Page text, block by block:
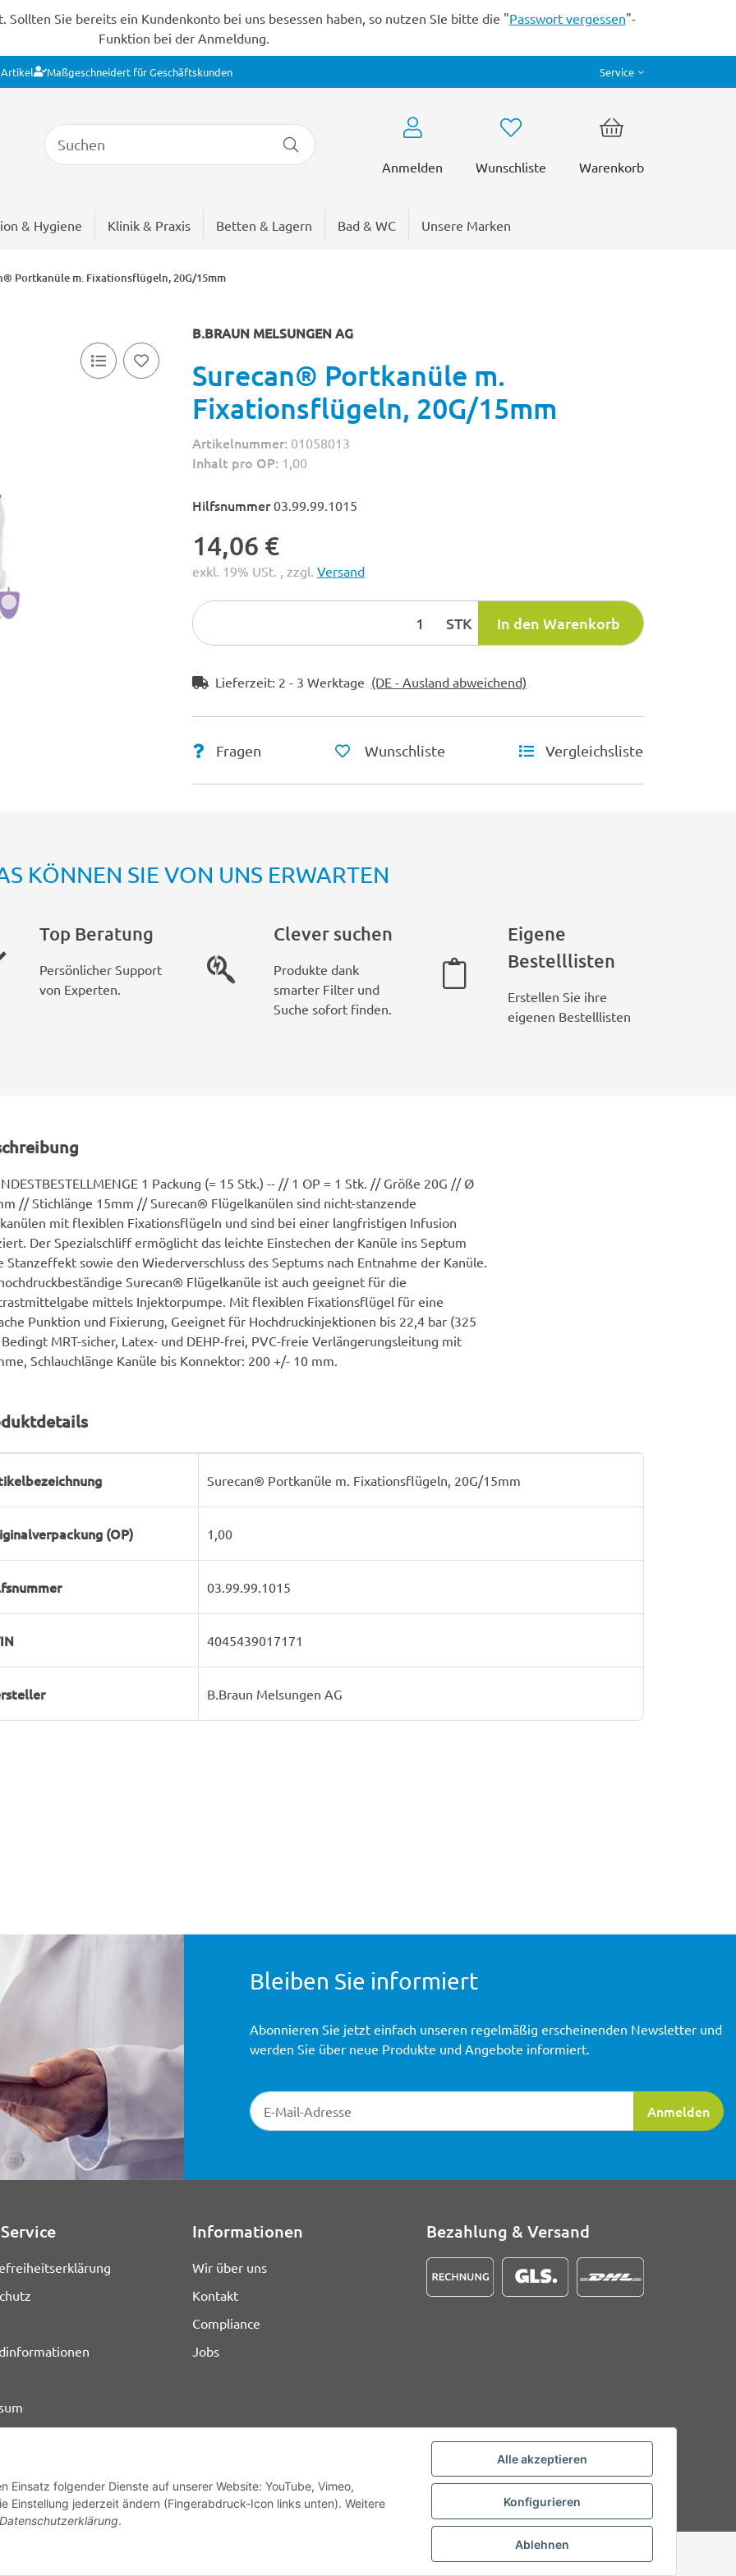
Alle akzeptieren
Konfigurieren
Ablehnen
Einsatz folgender Dienste auf unserer Website: YouTube, Vimeo,
Einstellung jederzeit ändern (Fingerabdruck-Icon links unten). Weitere
Datenschutzerklärung.
Sie bereits ein Kundenkonto bei uns besessen haben, so nutzen SIe bitte die "Passwort vergessen"-
Funktion bei der Anmeldung.
Artikel Maßgeschneidert für Geschäftskunden Service
Anmelden Wunschliste Warenkorb
& Hygiene Klinik & Praxis Betten & Lagern Bad & WC Unsere Marken
Portkanüle m. Fixationsflügeln, 20G/15mm
B.BRAUN MELSUNGEN AG
Surecan® Portkanüle m.
Fixationsflügeln, 20G/15mm
Artikelnummer: 01058013
Inhalt pro OP: 1,00
Hilfsnummer 03.99.99.1015
14,06 €
exkl. 19% USt. , zzgl. Versand
STK In den Warenkorb
Lieferzeit: 2 - 3 Werktage (DE - Ausland abweichend)
Fragen Wunschliste Vergleichsliste
KÖNNEN SIE VON UNS ERWARTEN
Top Beratung
Persönlicher Support
von Experten.
Clever suchen
Produkte dank
smarter Filter und
Suche sofort finden.
Eigene
Bestelllisten
Erstellen Sie ihre
eigenen Bestelllisten
1 Packung (= 15 Stk.) -- // 1 OP = 1 Stk. // Größe 20G // Ø
// Stichlänge 15mm // Surecan® Flügelkanülen sind nicht-stanzende
mit flexiblen Fixationsflügeln und sind bei einer langfristigen Infusion
Der Spezialschliff ermöglicht das leichte Einstechen der Kanüle ins Septum
Stanzeffekt sowie den Wiederverschluss des Septums nach Entnahme der Kanüle.
Surecan® Flügelkanüle ist auch geeignet für die
mittels Injektorpumpe. Mit flexiblen Fixationsflügel für eine
Punktion und Fixierung, Geeignet für Hochdruckinjektionen bis 22,4 bar (325
Bedingt MRT-sicher, Latex- und DEHP-frei, PVC-freie Verlängerungsleitung mit
Schlauchlänge Kanüle bis Konnektor: 200 +/- 10 mm.
Surecan® Portkanüle m. Fixationsflügeln, 20G/15mm
(OP) 1,00
03.99.99.1015
4045439017171
B.Braun Melsungen AG
Bleiben Sie informiert
Newsletter-Registrierung
Anmelden
Abonnieren Sie jetzt einfach unseren regelmäßig erscheinenden Newsletter und
werden Sie über neue Produkte und Angebote informiert.
Informationen
Wir über uns
Kontakt
Compliance
Jobs
Bezahlung & Versand